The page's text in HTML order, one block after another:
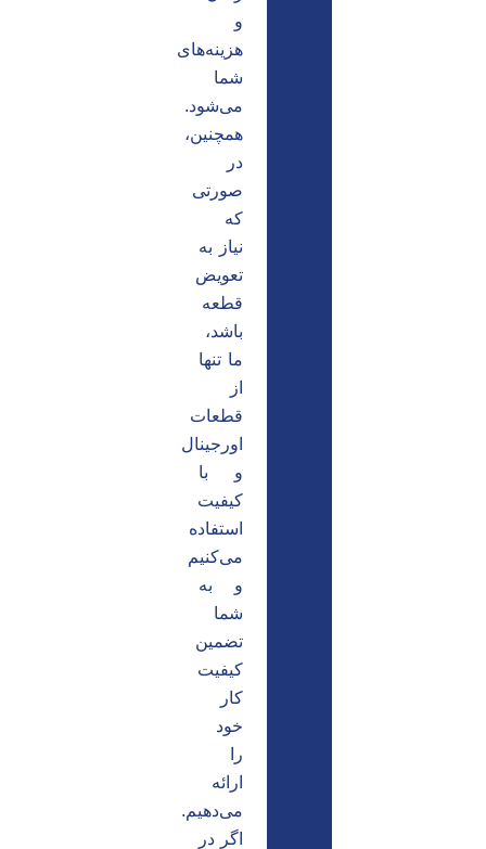
و
هزینه‌های
شما
می‌شود.
همچنین،
در
صورتی
که
نیاز به
تعویض
قطعه
باشد،
ما تنها
از
قطعات
اورجینال
و با
کیفیت
استفاده
می‌کنیم
و به
شما
تضمین
کیفیت
کار
خود
را
ارائه
می‌دهیم.
اگر در